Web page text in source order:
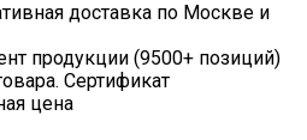
доставка по Москве и
продукции (9500+ позиций)
Сертификат
цена